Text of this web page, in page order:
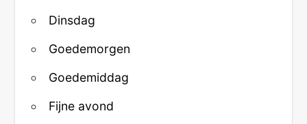
Dinsdag
Goedemorgen
Goedemiddag
Fijne avond